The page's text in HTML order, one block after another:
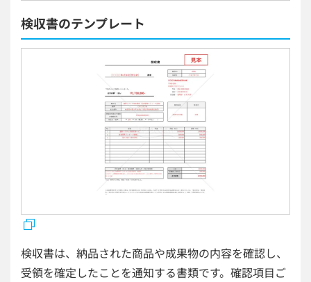
検収書のテンプレート
検収書は、納品された商品や成果物の内容を確認し、
受領を確定したことを通知する書類です。確認項目ご